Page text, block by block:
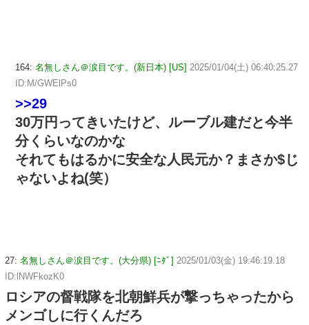
164: 名無しさん＠涙目です。(新日本) [US] 2025/01/04(土) 06:40:25.27
ID:M/GWElPs0
>>29
30万円ってきいたけど、ルーブル建だと今半
分くらいなのかな
それてもはるかに安全な人民元か？まさか$じ
ゃないよね(笑）
27: 名無しさん＠涙目です。(大分県) [ﾆﾀﾞ] 2025/01/03(金) 19:46:19.18
ID:lNWFkozK0
ロシアの督戦隊を北朝鮮兵が撃っちゃったから
メンゴしに行くんだろ